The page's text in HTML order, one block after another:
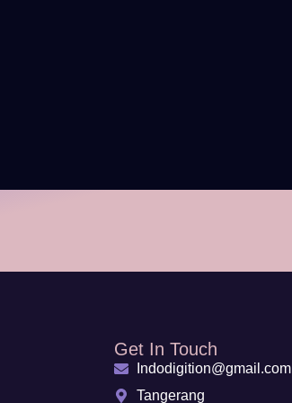
Get In Touch
Indodigition@gmail.com
Tangerang